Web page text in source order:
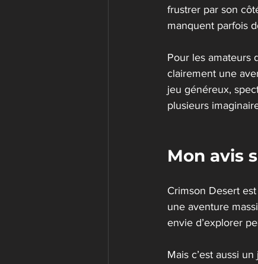
frustrer par son
manquent parfois
Pour les amateurs
clairement une
jeu généreux,
plusieurs
Mon avis
Crimson Desert
une aventure
envie d’explorer
Mais c’est aussi